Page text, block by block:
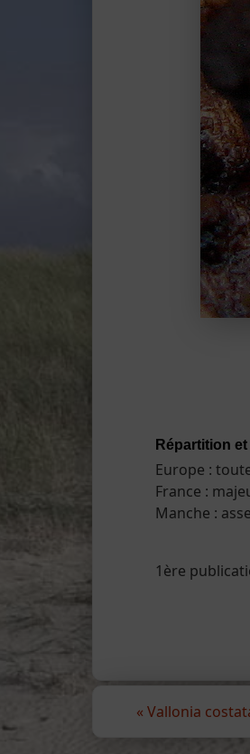
Répartition
Europe :
France :
Manche :
1ère
« Vallonia